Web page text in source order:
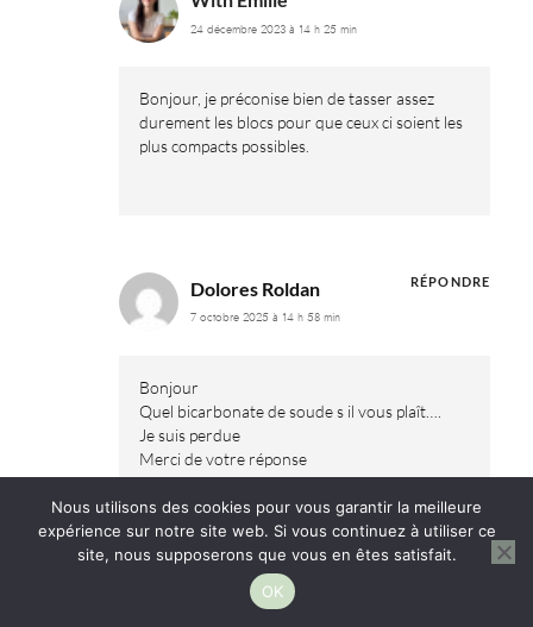
24 décembre 2023 à 14 h 25 min
Bonjour, je préconise bien de tasser assez
durement les blocs pour que ceux ci soient les
plus compacts possibles.
Dolores Roldan
7 octobre 2025 à 14 h 58 min
Bonjour
Quel bicarbonate de soude s il vous plaît….
Je suis perdue
Merci de votre réponse
RÉPONDRE
With Emilie
10 octobre 2025 à 11 h 21 min
RÉPONDRE
Nous utilisons des cookies pour vous garantir la meilleure
expérience sur notre site web. Si vous continuez à utiliser ce
site, nous supposerons que vous en êtes satisfait.
OK